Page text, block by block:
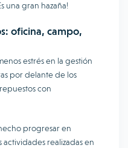
una gran hazaña!
oficina, campo,
estrés en la gestión
por delante de los
con
progresar en
realizadas en